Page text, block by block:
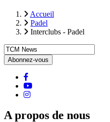
Accueil
Padel
Interclubs - Padel
Youtube
instagram
A propos de nous